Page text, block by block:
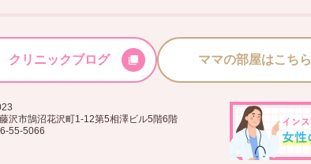
クリニックブログ ママの部屋はこちら
沢市鵠沼花沢町1-12第5相澤ビル5階6階
55-5066